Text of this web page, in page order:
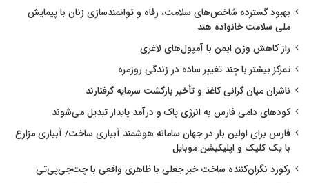
بهبود گسترده شاخص‌های سلامت، رفاه و توانمندسازی زنان با پیمایش
ملی سلامت خانواده هند
راز کاهش وزن ایمن با آمپول‌های لاغری
تمرکز بیشتر با چند تغییر ساده در زندگی روزمره
ناشران میان گرانی کاغذ و تأخیر بازگشت سرمایه گرفتارند
کودهای دامی فارس به انرژی پاک و درآمد پایدار تبدیل می‌شوند
فارس برای اولین بار در جهان سامانه هوشمند آبیاری ساخت/ آبیاری مزارع
با یک کلیک و اپلیکیشن موبایل
رکورد نگران‌کننده ساخت خبر جعلی با ظاهری واقعی با چت‌جی‌پی‌تی